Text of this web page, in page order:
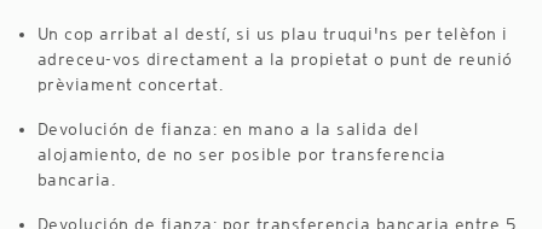
Un cop arribat al destí, si us plau truqui'ns per telèfon i
adreceu-vos directament a la propietat o punt de reunió
prèviament concertat.
Devolución de fianza: en mano a la salida del
alojamiento, de no ser posible por transferencia
bancaria.
Devolución de fianza: por transferencia bancaria entre 5